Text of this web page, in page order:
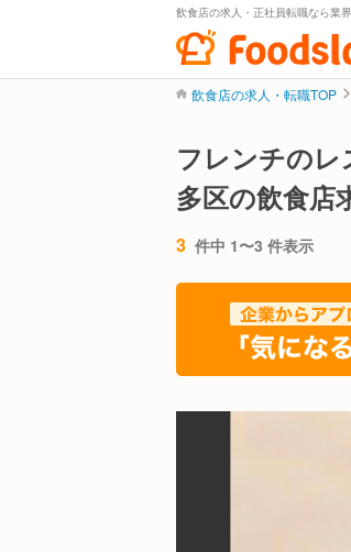
飲食店の求人・正社員転職なら業
飲食店の求人・転職TOP
フレンチの
多区の飲食店
3 件中 1〜3 件表示